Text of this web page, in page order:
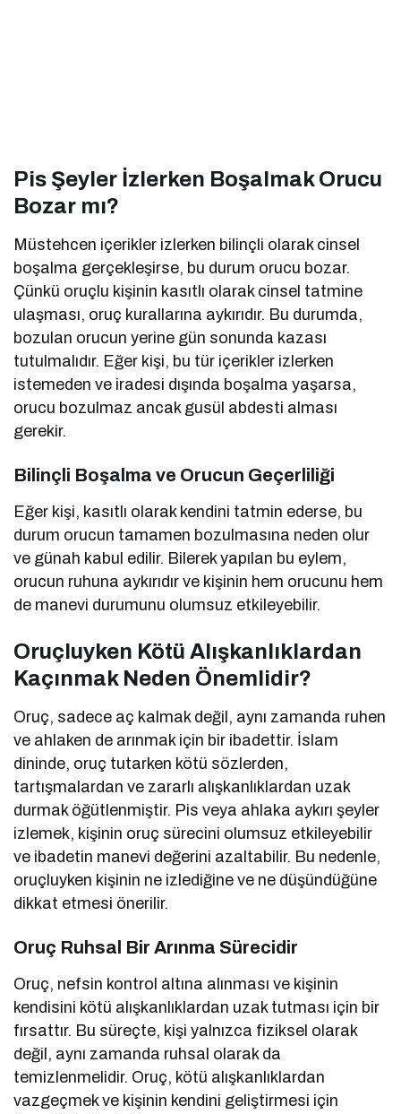
Pis Şeyler İzlerken Boşalmak Orucu
Bozar mı?
Müstehcen içerikler izlerken bilinçli olarak cinsel
boşalma gerçekleşirse, bu durum orucu bozar.
Çünkü oruçlu kişinin kasıtlı olarak cinsel tatmine
ulaşması, oruç kurallarına aykırıdır. Bu durumda,
bozulan orucun yerine gün sonunda kazası
tutulmalıdır. Eğer kişi, bu tür içerikler izlerken
istemeden ve iradesi dışında boşalma yaşarsa,
orucu bozulmaz ancak gusül abdesti alması
gerekir.
Bilinçli Boşalma ve Orucun Geçerliliği
Eğer kişi, kasıtlı olarak kendini tatmin ederse, bu
durum orucun tamamen bozulmasına neden olur
ve günah kabul edilir. Bilerek yapılan bu eylem,
orucun ruhuna aykırıdır ve kişinin hem orucunu hem
de manevi durumunu olumsuz etkileyebilir.
Oruçluyken Kötü Alışkanlıklardan
Kaçınmak Neden Önemlidir?
Oruç, sadece aç kalmak değil, aynı zamanda ruhen
ve ahlaken de arınmak için bir ibadettir. İslam
dininde, oruç tutarken kötü sözlerden,
tartışmalardan ve zararlı alışkanlıklardan uzak
durmak öğütlenmiştir. Pis veya ahlaka aykırı şeyler
izlemek, kişinin oruç sürecini olumsuz etkileyebilir
ve ibadetin manevi değerini azaltabilir. Bu nedenle,
oruçluyken kişinin ne izlediğine ve ne düşündüğüne
dikkat etmesi önerilir.
Oruç Ruhsal Bir Arınma Sürecidir
Oruç, nefsin kontrol altına alınması ve kişinin
kendisini kötü alışkanlıklardan uzak tutması için bir
fırsattır. Bu süreçte, kişi yalnızca fiziksel olarak
değil, aynı zamanda ruhsal olarak da
temizlenmelidir. Oruç, kötü alışkanlıklardan
vazgeçmek ve kişinin kendini geliştirmesi için